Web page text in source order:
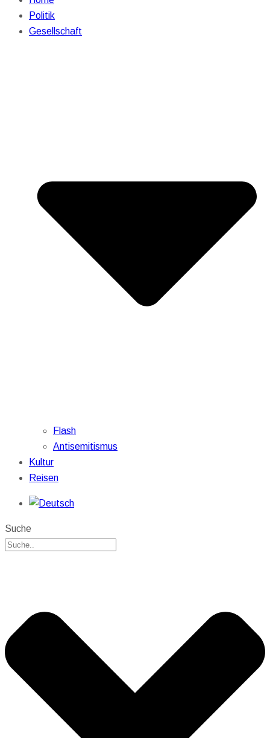
Politik
Gesellschaft
Flash
Antisemitismus
Kultur
Reisen
Suche